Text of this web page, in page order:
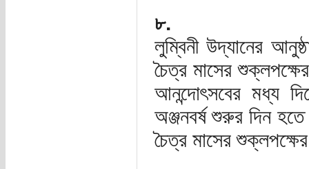
৮.
লুম্বিনী উদ্যানের
চৈত্র মাসের
আনন্দোৎসবের মধ্য
অঞ্জনবর্ষ শুরুর দিন
চৈত্র মাসের